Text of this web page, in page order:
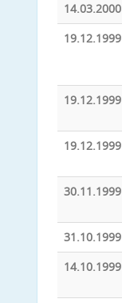
14.03.2000
19.12.1999
19.12.1999
19.12.1999
30.11.1999
31.10.1999
14.10.1999